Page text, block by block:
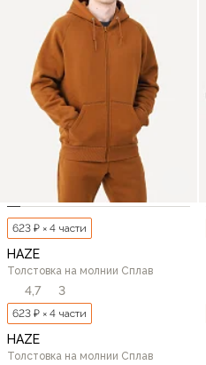
623 ₽ × 4 части
HAZE
Толстовка на молнии Сплав
4,7 3
623 ₽ × 4 части
HAZE
Толстовка на молнии Сплав